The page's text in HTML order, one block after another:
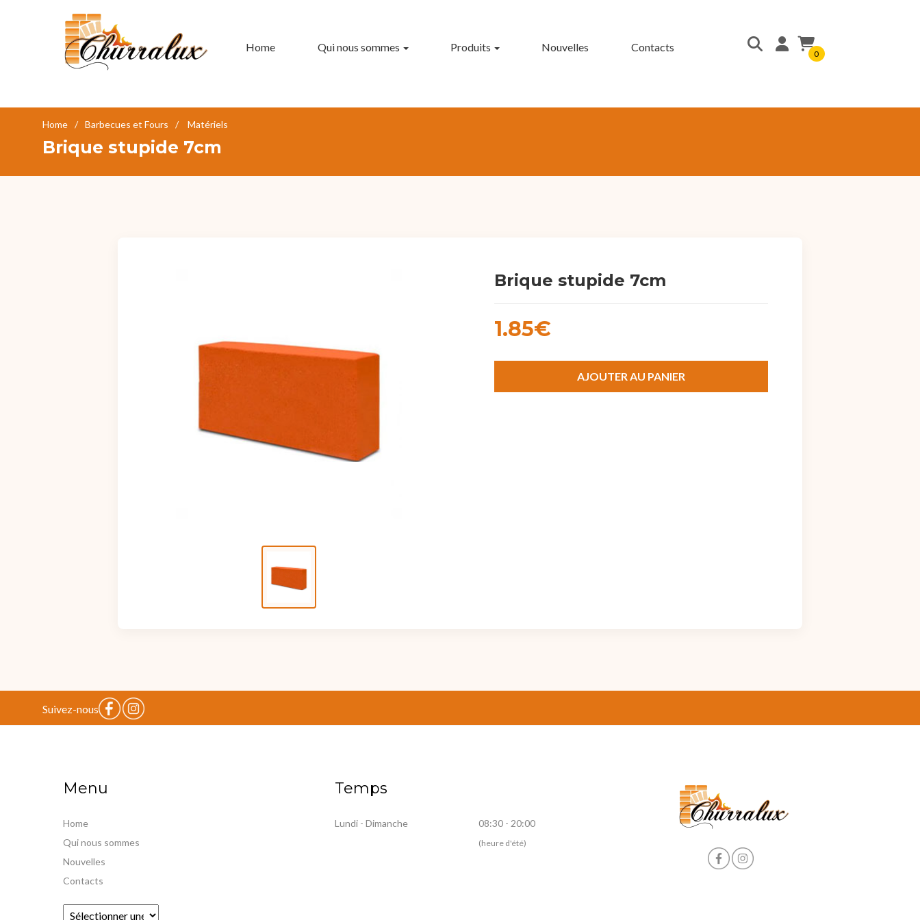
Home Qui nous sommes Produits Nouvelles Contacts
0
Home Barbecues et Fours Matériels
Brique stupide 7cm
Brique stupide 7cm
1.85€
AJOUTER AU PANIER
Suivez-nous
Menu
Home
Qui nous sommes
Nouvelles
Contacts
Temps
Lundi - Dimanche 08:30 - 20:00
(heure d'été)